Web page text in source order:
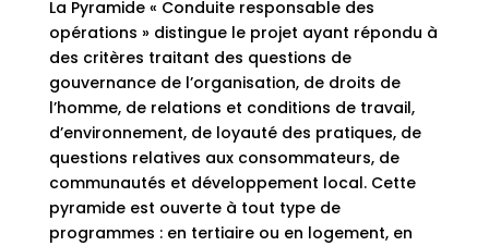
La Pyramide « Conduite responsable des
opérations » distingue le projet ayant répondu à
des critères traitant des questions de
gouvernance de l’organisation, de droits de
l’homme, de relations et conditions de travail,
d’environnement, de loyauté des pratiques, de
questions relatives aux consommateurs, de
communautés et développement local. Cette
pyramide est ouverte à tout type de
programmes : en tertiaire ou en logement, en